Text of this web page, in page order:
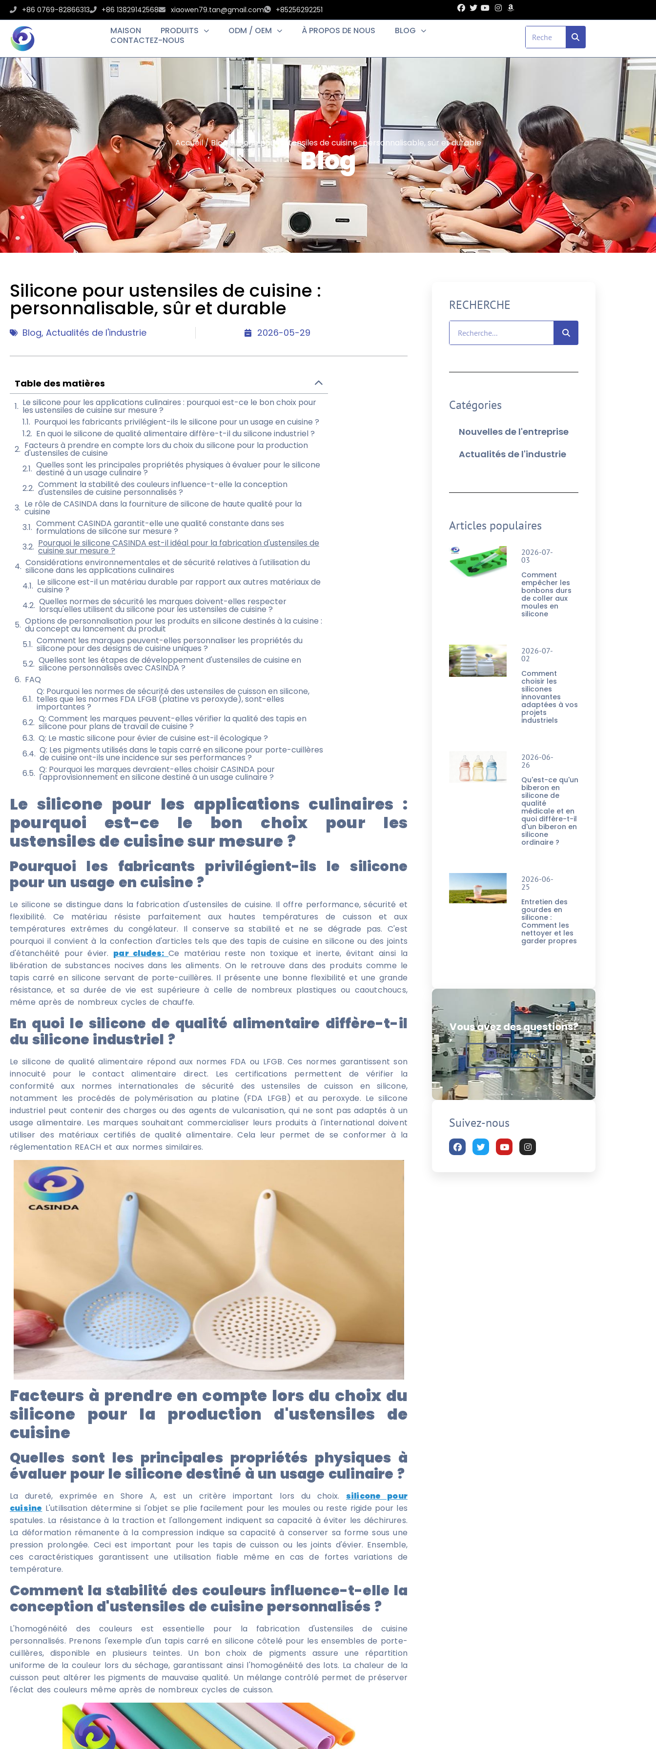
+86 0769-82866313 +86 13829142568 xiaowen79.tan@gmail.com +85256292251
MAISON PRODUITS ODM / OEM À PROPOS DE NOUS
BLOG
CONTACTEZ-NOUS
Accueil/BlogSilicone pour ustensiles de cuisine : personnalisable, sûr et durable
Blog
Silicone pour ustensiles de cuisine :
personnalisable, sûr et durable
Blog, Actualités de l'industrie 2026-05-29
Table des matières
Le silicone pour les applications culinaires : pourquoi est-ce le bon choix pour
les ustensiles de cuisine sur mesure ?
Pourquoi les fabricants privilégient-ils le silicone pour un usage en cuisine ?
En quoi le silicone de qualité alimentaire diffère-t-il du silicone industriel ?
Facteurs à prendre en compte lors du choix du silicone pour la production
d'ustensiles de cuisine
Quelles sont les principales propriétés physiques à évaluer pour le silicone
destiné à un usage culinaire ?
Comment la stabilité des couleurs influence-t-elle la conception
d'ustensiles de cuisine personnalisés ?
Le rôle de CASINDA dans la fourniture de silicone de haute qualité pour la
cuisine
Comment CASINDA garantit-elle une qualité constante dans ses
formulations de silicone sur mesure ?
Pourquoi le silicone CASINDA est-il idéal pour la fabrication d'ustensiles de
cuisine sur mesure ?
Considérations environnementales et de sécurité relatives à l'utilisation du
silicone dans les applications culinaires
Le silicone est-il un matériau durable par rapport aux autres matériaux de
cuisine ?
Quelles normes de sécurité les marques doivent-elles respecter
lorsqu'elles utilisent du silicone pour les ustensiles de cuisine ?
Options de personnalisation pour les produits en silicone destinés à la cuisine :
du concept au lancement du produit
Comment les marques peuvent-elles personnaliser les propriétés du
silicone pour des designs de cuisine uniques ?
Quelles sont les étapes de développement d'ustensiles de cuisine en
silicone personnalisés avec CASINDA ?
FAQ
Q: Pourquoi les normes de sécurité des ustensiles de cuisson en silicone,
telles que les normes FDA LFGB (platine vs peroxyde), sont-elles
importantes ?
Q: Comment les marques peuvent-elles vérifier la qualité des tapis en
silicone pour plans de travail de cuisine ?
Q: Le mastic silicone pour évier de cuisine est-il écologique ?
Q: Les pigments utilisés dans le tapis carré en silicone pour porte-cuillères
de cuisine ont-ils une incidence sur ses performances ?
Q: Pourquoi les marques devraient-elles choisir CASINDA pour
l'approvisionnement en silicone destiné à un usage culinaire ?
Le silicone pour les applications culinaires :
pourquoi est-ce le bon choix pour les
ustensiles de cuisine sur mesure ?
Pourquoi les fabricants privilégient-ils le silicone
pour un usage en cuisine ?
Le silicone se distingue dans la fabrication d'ustensiles de cuisine. Il offre performance, sécurité et
flexibilité. Ce matériau résiste parfaitement aux hautes températures de cuisson et aux
températures extrêmes du congélateur. Il conserve sa stabilité et ne se dégrade pas. C'est
pourquoi il convient à la confection d'articles tels que des tapis de cuisine en silicone ou des joints
d'étanchéité pour évier. par cludes:Ce matériau reste non toxique et inerte, évitant ainsi la
libération de substances nocives dans les aliments. On le retrouve dans des produits comme le
tapis carré en silicone servant de porte-cuillères. Il présente une bonne flexibilité et une grande
résistance, et sa durée de vie est supérieure à celle de nombreux plastiques ou caoutchoucs,
même après de nombreux cycles de chauffe.
En quoi le silicone de qualité alimentaire diffère-t-il
du silicone industriel ?
Le silicone de qualité alimentaire répond aux normes FDA ou LFGB. Ces normes garantissent son
innocuité pour le contact alimentaire direct. Les certifications permettent de vérifier la
conformité aux normes internationales de sécurité des ustensiles de cuisson en silicone,
notamment les procédés de polymérisation au platine (FDA LFGB) et au peroxyde. Le silicone
industriel peut contenir des charges ou des agents de vulcanisation, qui ne sont pas adaptés à un
usage alimentaire. Les marques souhaitant commercialiser leurs produits à l'international doivent
utiliser des matériaux certifiés de qualité alimentaire. Cela leur permet de se conformer à la
réglementation REACH et aux normes similaires.
Facteurs à prendre en compte lors du choix du
silicone pour la production d'ustensiles de
cuisine
Quelles sont les principales propriétés physiques à
évaluer pour le silicone destiné à un usage culinaire ?
La dureté, exprimée en Shore A, est un critère important lors du choix. silicone pour
cuisine L'utilisation détermine si l'objet se plie facilement pour les moules ou reste rigide pour les
spatules. La résistance à la traction et l'allongement indiquent sa capacité à éviter les déchirures.
La déformation rémanente à la compression indique sa capacité à conserver sa forme sous une
pression prolongée. Ceci est important pour les tapis de cuisson ou les joints d'évier. Ensemble,
ces caractéristiques garantissent une utilisation fiable même en cas de fortes variations de
température.
Comment la stabilité des couleurs influence-t-elle la
conception d'ustensiles de cuisine personnalisés ?
L'homogénéité des couleurs est essentielle pour la fabrication d'ustensiles de cuisine
personnalisés. Prenons l'exemple d'un tapis carré en silicone côtelé pour les ensembles de porte-
cuillères, disponible en plusieurs teintes. Un bon choix de pigments assure une répartition
uniforme de la couleur lors du séchage, garantissant ainsi l'homogénéité des lots. La chaleur de la
cuisson peut altérer les pigments de mauvaise qualité. Un mélange contrôlé permet de préserver
l'éclat des couleurs même après de nombreux cycles de cuisson.
RECHERCHE
Catégories
Nouvelles de l'entreprise
Actualités de l'industrie
Articles populaires
2026-07-
03
Comment
empêcher les
bonbons durs
de coller aux
moules en
silicone
2026-07-
02
Comment
choisir les
silicones
innovantes
adaptées à vos
projets
industriels
2026-06-
26
Qu'est-ce qu'un
biberon en
silicone de
qualité
médicale et en
quoi diffère-t-il
d'un biberon en
silicone
ordinaire ?
2026-06-
25
Entretien des
gourdes en
silicone :
Comment les
nettoyer et les
garder propres
Vous avez des questions?
Contactez-Nous
Suivez-nous